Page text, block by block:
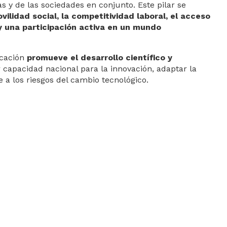
institucional
humano
Jurídica
Jurídico
y de las sociedades en conjunto. Este pilar se
social, la competitividad laboral, el acceso
una participación activa en un mundo
promueve el desarrollo científico y
nacional para la innovación, adaptar la
los riesgos del cambio tecnológico.